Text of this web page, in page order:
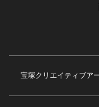
宝塚クリエイティブア